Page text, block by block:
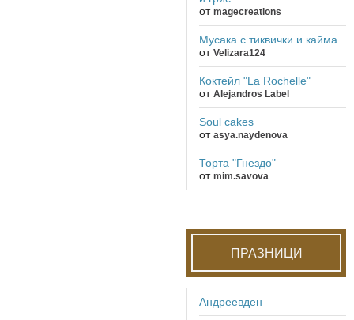
от magecreations
Мусака с тиквички и кайма
от Velizara124
Коктейл "La Rochelle"
от Alejandros Label
Soul cakes
от asya.naydenova
Торта "Гнездо"
от mim.savova
ПРАЗНИЦИ
Андреевден